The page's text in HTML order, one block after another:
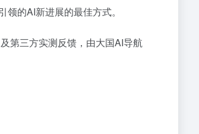
的AI新进展的最佳方式。
第三方实测反馈，由大国AI导航